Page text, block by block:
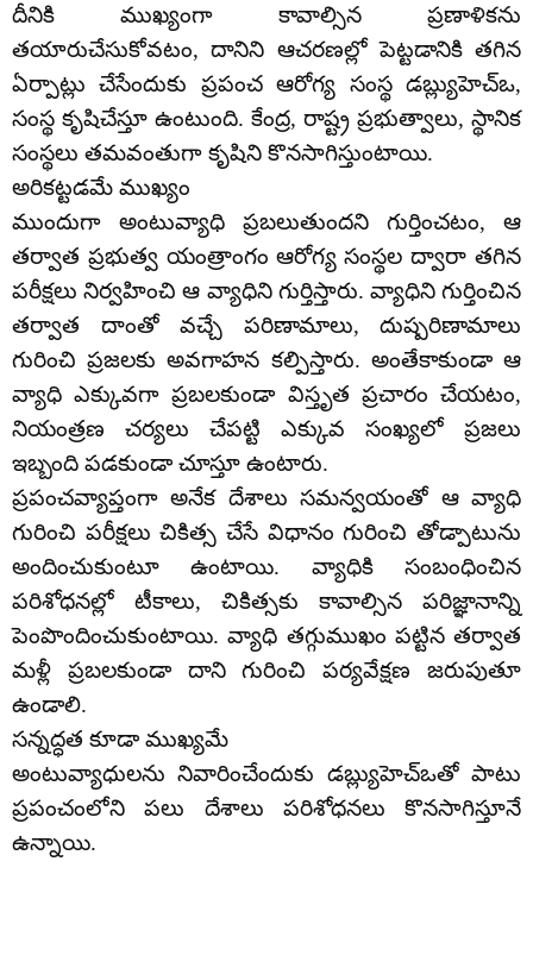
దీనికి ముఖ్యంగా కావాల్సిన ప్రణాళికను
తయారుచేసుకోవటం, దానిని ఆచరణల్లో పెట్టడానికి తగిన
ఏర్పాట్లు చేసేందుకు ప్రపంచ ఆరోగ్య సంస్థ డబ్ల్యుహెచ్ఒ,
సంస్థ కృషిచేస్తూ ఉంటుంది. కేంద్ర, రాష్ట్ర ప్రభుత్వాలు, స్థానిక
సంస్థలు తమవంతుగా కృషిని కొనసాగిస్తుంటాయి.
అరికట్టడమే ముఖ్యం
ముందుగా అంటువ్యాధి ప్రబలుతుందని గుర్తించటం, ఆ
తర్వాత ప్రభుత్వ యంత్రాంగం ఆరోగ్య సంస్థల ద్వారా తగిన
పరీక్షలు నిర్వహించి ఆ వ్యాధిని గుర్తిస్తారు. వ్యాధిని గుర్తించిన
తర్వాత దాంతో వచ్చే పరిణామాలు, దుష్పరిణామాలు
గురించి ప్రజలకు అవగాహన కల్పిస్తారు. అంతేకాకుండా ఆ
వ్యాధి ఎక్కువగా ప్రబలకుండా విస్తృత ప్రచారం చేయటం,
నియంత్రణ చర్యలు చేపట్టి ఎక్కువ సంఖ్యలో ప్రజలు
ఇబ్బంది పడకుండా చూస్తూ ఉంటారు.
ప్రపంచవ్యాప్తంగా అనేక దేశాలు సమన్వయంతో ఆ వ్యాధి
గురించి పరీక్షలు చికిత్స చేసే విధానం గురించి తోడ్పాటును
అందించుకుంటూ ఉంటాయి. వ్యాధికి సంబంధించిన
పరిశోధనల్లో టీకాలు, చికిత్సకు కావాల్సిన పరిజ్ఞానాన్ని
పెంపొందించుకుంటాయి. వ్యాధి తగ్గుముఖం పట్టిన తర్వాత
మళ్లీ ప్రబలకుండా దాని గురించి పర్యవేక్షణ జరుపుతూ
ఉండాలి.
సన్నద్ధత కూడా ముఖ్యమే
అంటువ్యాధులను నివారించేందుకు డబ్ల్యుహెచ్ఒతో పాటు
ప్రపంచంలోని పలు దేశాలు పరిశోధనలు కొనసాగిస్తూనే
ఉన్నాయి.